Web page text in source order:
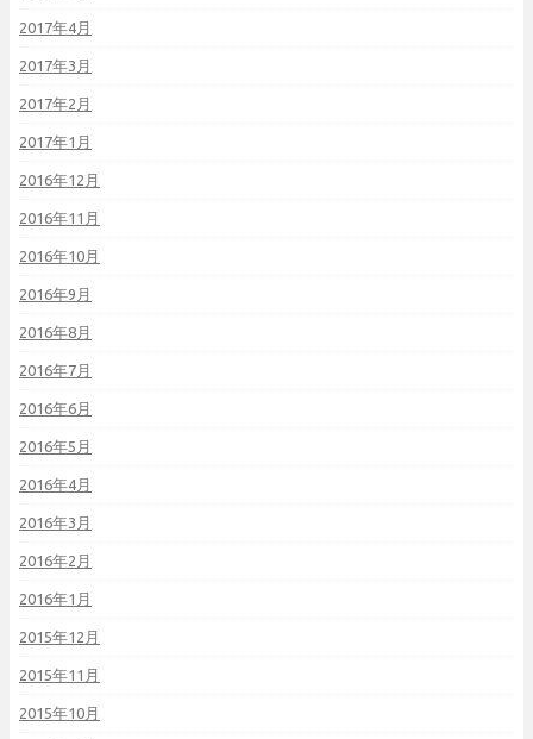
2017年4月
2017年3月
2017年2月
2017年1月
2016年12月
2016年11月
2016年10月
2016年9月
2016年8月
2016年7月
2016年6月
2016年5月
2016年4月
2016年3月
2016年2月
2016年1月
2015年12月
2015年11月
2015年10月